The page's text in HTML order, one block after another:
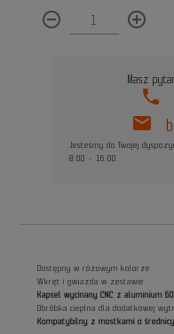
remove_circle_outline add_circle_outline
Masz
phone
mail
Jesteśmy do Twojej
8:00 - 16:00
Dostępny w różowym kolorze
Wkręt i gwiazda w zestawie
Kapsel wycinany CNC z aluminium
Obróbka cieplna dla dodatkowej
Kompatybilny z mostkami o